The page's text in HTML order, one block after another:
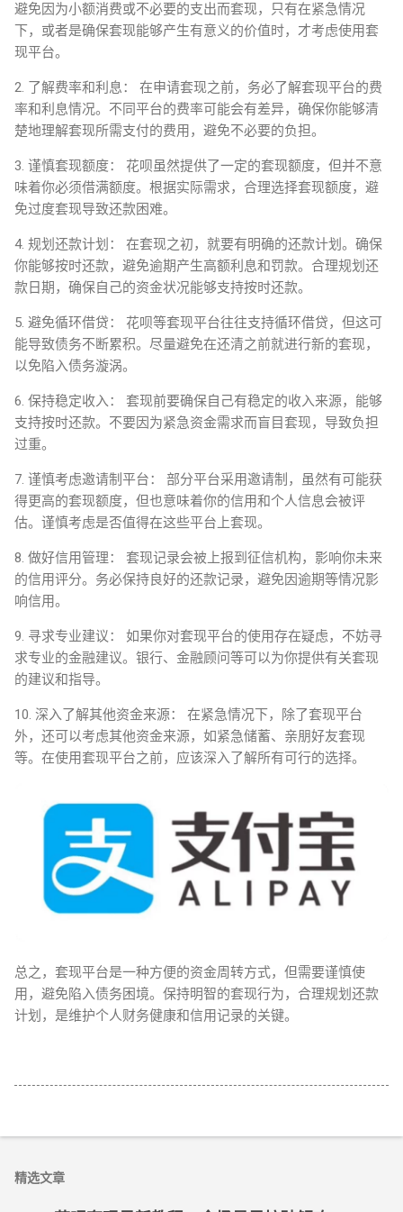
避免因为小额消费或不必要的支出而套现，只有在紧急情况
下，或者是确保套现能够产生有意义的价值时，才考虑使用套
现平台。
2. 了解费率和利息： 在申请套现之前，务必了解套现平台的费
率和利息情况。不同平台的费率可能会有差异，确保你能够清
楚地理解套现所需支付的费用，避免不必要的负担。
3. 谨慎套现额度： 花呗虽然提供了一定的套现额度，但并不意
味着你必须借满额度。根据实际需求，合理选择套现额度，避
免过度套现导致还款困难。
4. 规划还款计划： 在套现之初，就要有明确的还款计划。确保
你能够按时还款，避免逾期产生高额利息和罚款。合理规划还
款日期，确保自己的资金状况能够支持按时还款。
5. 避免循环借贷： 花呗等套现平台往往支持循环借贷，但这可
能导致债务不断累积。尽量避免在还清之前就进行新的套现，
以免陷入债务漩涡。
6. 保持稳定收入： 套现前要确保自己有稳定的收入来源，能够
支持按时还款。不要因为紧急资金需求而盲目套现，导致负担
过重。
7. 谨慎考虑邀请制平台： 部分平台采用邀请制，虽然有可能获
得更高的套现额度，但也意味着你的信用和个人信息会被评
估。谨慎考虑是否值得在这些平台上套现。
8. 做好信用管理： 套现记录会被上报到征信机构，影响你未来
的信用评分。务必保持良好的还款记录，避免因逾期等情况影
响信用。
9. 寻求专业建议： 如果你对套现平台的使用存在疑虑，不妨寻
求专业的金融建议。银行、金融顾问等可以为你提供有关套现
的建议和指导。
10. 深入了解其他资金来源： 在紧急情况下，除了套现平台
外，还可以考虑其他资金来源，如紧急储蓄、亲朋好友套现
等。在使用套现平台之前，应该深入了解所有可行的选择。
总之，套现平台是一种方便的资金周转方式，但需要谨慎使
用，避免陷入债务困境。保持明智的套现行为，合理规划还款
计划，是维护个人财务健康和信用记录的关键。
精选文章